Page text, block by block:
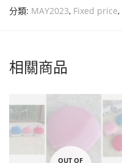
分類: MAY2023, Fixed price,
相關商品